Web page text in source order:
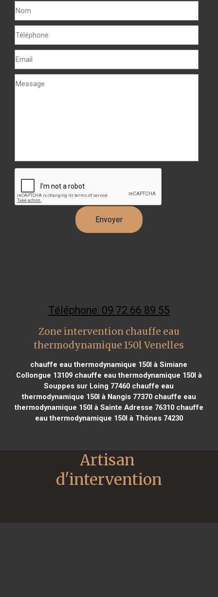
Téléphone: 09 72 66 89 55
Zone intervention chauffe eau
thermodynamique 150l Venelles
chauffe eau thermodynamique 150l à Simiane
Collongue 13109chauffe eau thermodynamique 150l à
Souppes sur Loing 77460 chauffe eau
thermodynamique 150l à Nangis 77370chauffe eau
thermodynamique 150l à Sainte Adresse 76310chauffe
eau thermodynamique 150l à Thônes 74230
Artisan
d'intervention